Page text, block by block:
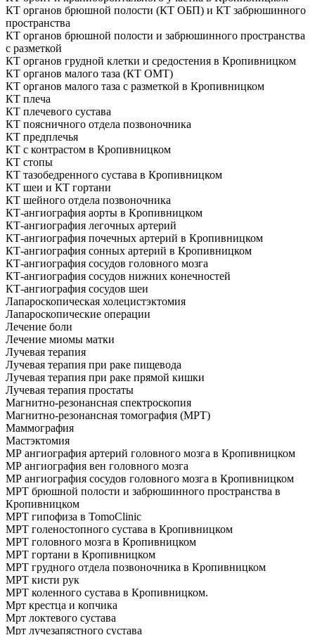
КТ органов брюшной полости (КТ ОБП) и КТ забрюшинного
пространства
КТ органов брюшной полости и забрюшинного пространства
с разметкой
КТ органов грудной клетки и средостения в Кропивницком
КТ органов малого таза (КТ ОМТ)
КТ органов малого таза с разметкой в Кропивницком
КТ плеча
КТ плечевого сустава
КТ поясничного отдела позвоночника
КТ предплечья
КТ с контрастом в Кропивницком
КТ стопы
КТ тазобедренного сустава в Кропивницком
КТ шеи и КТ гортани
КТ шейного отдела позвоночника
КТ-ангиография аорты в Кропивницком
КТ-ангиография легочных артерий
КТ-ангиография почечных артерий в Кропивницком
КТ-ангиография сонных артерий в Кропивницком
КТ-ангиография сосудов головного мозга
КТ-ангиография сосудов нижних конечностей
КТ-ангиография сосудов шеи
Лапароскопическая холецистэктомия
Лапароскопические операции
Лечение боли
Лечение миомы матки
Лучевая терапия
Лучевая терапия при раке пищевода
Лучевая терапия при раке прямой кишки
Лучевая терапия простаты
Магнитно-резонансная спектроскопия
Магнитно-резонансная томография (МРТ)
Маммография
Мастэктомия
МР ангиография артерий головного мозга в Кропивницком
МР ангиография вен головного мозга
МР ангиография сосудов головного мозга в Кропивницком
МРТ брюшной полости и забрюшинного пространства в
Кропивницком
МРТ гипофиза в TomoClinic
МРТ голеностопного сустава в Кропивницком
МРТ головного мозга в Кропивницком
МРТ гортани в Кропивницком
МРТ грудного отдела позвоночника в Кропивницком
МРТ кисти рук
МРТ коленного сустава в Кропивницком.
Мрт крестца и копчика
Мрт локтевого сустава
Мрт лучезапястного сустава